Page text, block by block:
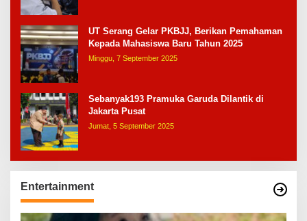
UT Serang Gelar PKBJJ, Berikan Pemahaman
Kepada Mahasiswa Baru Tahun 2025
Minggu, 7 September 2025
Sebanyak193 Pramuka Garuda Dilantik di
Jakarta Pusat
Jumat, 5 September 2025
Entertainment